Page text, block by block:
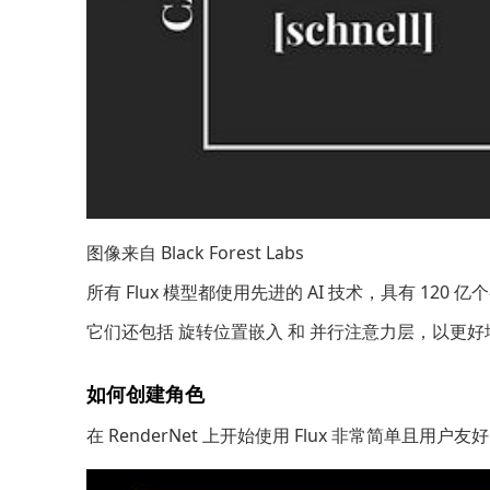
图像来自 Black Forest Labs
所有 Flux 模型都使用先进的 AI 技术，具有 120 亿
它们还包括旋转位置嵌入 和 并行注意力层 ，以更
如何创建角色
在 RenderNet 上开始使用 Flux 非常简单且用户友